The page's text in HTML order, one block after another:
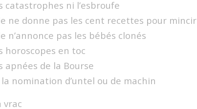
catastrophes ni l’esbroufe
ne donne pas les cent recettes pour mincir
n’annonce pas les bébés clonés
horoscopes en toc
apnées de la Bourse
nomination d’untel ou de machin
vrac